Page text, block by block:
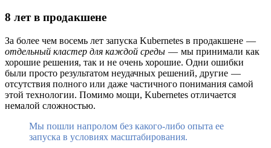
8 лет в продакшене
За более чем восемь лет запуска Kubernetes в продакшене —
отдельный кластер для каждой среды — мы принимали как
хорошие решения, так и не очень хорошие. Одни ошибки
были просто результатом неудачных решений, другие —
отсутствия полного или даже частичного понимания самой
этой технологии. Помимо мощи, Kubernetes отличается
немалой сложностью.
Мы пошли напролом без какого-либо опыта ее
запуска в условиях масштабирования.